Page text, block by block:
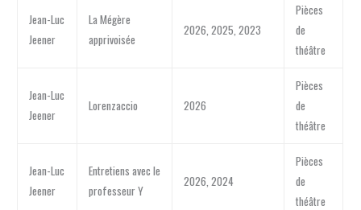
Jean-Luc
Jeener
La Mégère
apprivoisée
2026, 2025, 2023
Pièces
de
théâtre
Jean-Luc
Jeener
Lorenzaccio 2026
Pièces
de
théâtre
Jean-Luc
Jeener
Entretiens avec le
professeur Y
2026, 2024
Pièces
de
théâtre